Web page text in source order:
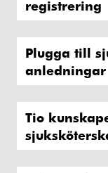
registrering
Plugga till
anledningar
Tio